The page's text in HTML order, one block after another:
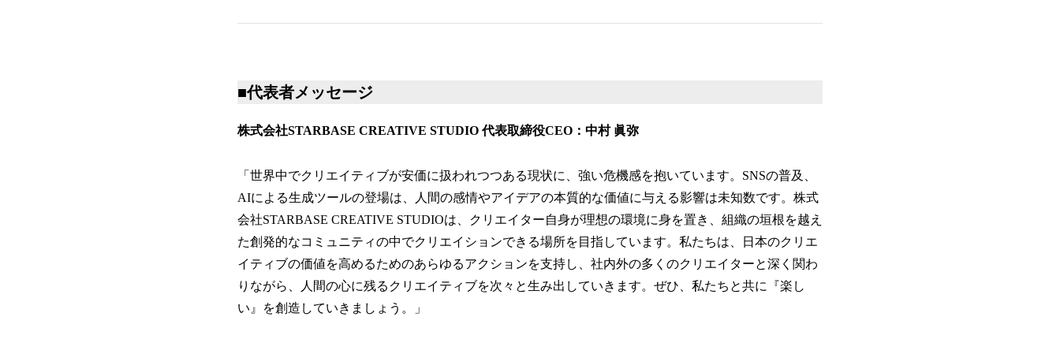
■代表者メッセージ
株式会社STARBASE CREATIVE STUDIO 代表取締役CEO：中村 眞弥
「世界中でクリエイティブが安価に扱われつつある現状に、強い危機感を抱いています。SNSの普及、
AIによる生成ツールの登場は、人間の感情やアイデアの本質的な価値に与える影響は未知数です。株式
会社STARBASE CREATIVE STUDIOは、クリエイター自身が理想の環境に身を置き、組織の垣根を越え
た創発的なコミュニティの中でクリエイションできる場所を目指しています。私たちは、日本のクリエ
イティブの価値を高めるためのあらゆるアクションを支持し、社内外の多くのクリエイターと深く関わ
りながら、人間の心に残るクリエイティブを次々と生み出していきます。ぜひ、私たちと共に『楽し
い』を創造していきましょう。」